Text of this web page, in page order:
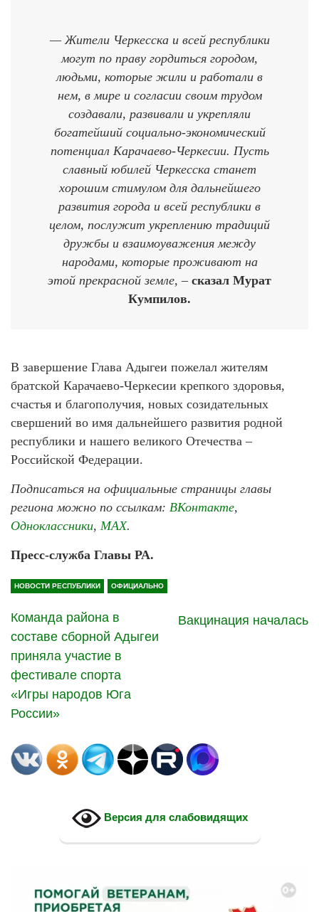
— Жители Черкесска и всей республики
могут по праву гордиться городом,
людьми, которые жили и работали в
нем, в мире и согласии своим трудом
создавали, развивали и укрепляли
богатейший социально-экономический
потенциал Карачаево-Черкесии. Пусть
славный юбилей Черкесска станет
хорошим стимулом для дальнейшего
развития города и всей республики в
целом, послужит укреплению традиций
дружбы и взаимоуважения между
народами, которые проживают на
этой прекрасной земле, – сказал Мурат
Кумпилов.
В завершение Глава Адыгеи пожелал жителям
братской Карачаево-Черкесии крепкого здоровья,
счастья и благополучия, новых созидательных
свершений во имя дальнейшего развития родной
республики и нашего великого Отечества –
Российской Федерации.
Подписаться на официальные страницы главы
региона можно по ссылкам: ВКонтакте,
Одноклассники, МАХ.
Пресс-служба Главы РА.
НОВОСТИ РЕСПУБЛИКИ ОФИЦИАЛЬНО
Команда района в
составе сборной Адыгеи
приняла участие в
фестивале спорта
«Игры народов Юга
России»
Вакцинация началась
Версия для слабовидящих